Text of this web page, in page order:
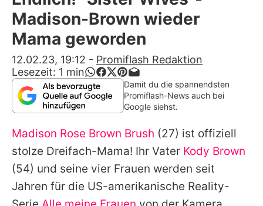
Alle Themen auf Promiflash
Jobs
App runterladen
Team
Redaktionelle Richtlinien
Impressum
Datenschutzerklärung
Nutzungsbedingungen
Madison-Brown wieder
Mama geworden
12.02.23, 19:12 - Promiflash Redaktion
Lesezeit: 1 min
Damit du die spannendsten
Promiflash-News auch bei
Google siehst.
Madison Rose Brown Brush (27) ist offiziell
stolze Dreifach-Mama! Ihr Vater Kody Brown
(54) und seine vier Frauen werden seit
Jahren für die US-amerikanische Reality-